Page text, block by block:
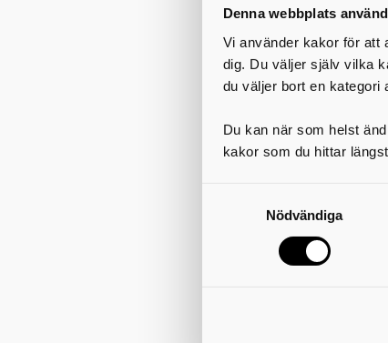
Denna webbplats
Vi använder kakor för att
dig. Du väljer själv vilka
du väljer bort en
Du kan när som helst
kakor som du hittar
Nödvändiga